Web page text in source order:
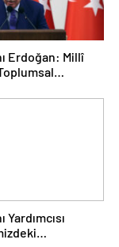
Erdoğan: Millî
Dair Kanun
Takdirine